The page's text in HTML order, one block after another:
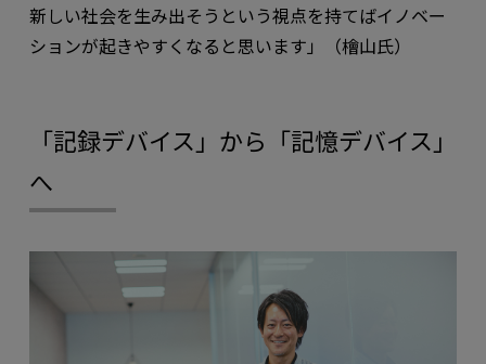
新しい社会を生み出そうという視点を持てばイノベー
ションが起きやすくなると思います」（檜山氏）
「記録デバイス」から「記憶デバイス」
へ